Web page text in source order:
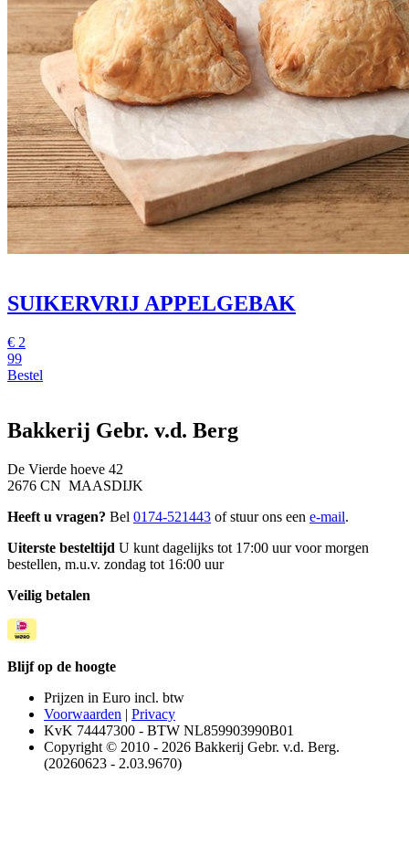
SUIKERVRIJ APPELGEBAK
€ 2
99
Bestel
Bakkerij Gebr. v.d. Berg
De Vierde hoeve 42
2676 CN MAASDIJK
Heeft u vragen? Bel 0174-521443 of stuur ons een e-mail.
Uiterste besteltijd U kunt dagelijks tot 17:00 uur voor morgen
bestellen, m.u.v. zondag tot 16:00 uur
Veilig betalen
Blijf op de hoogte
Prijzen in Euro incl. btw
Voorwaarden | Privacy
KvK 74447300 - BTW NL859903990B01
Copyright © 2010 - 2026 Bakkerij Gebr. v.d. Berg.
(20260623 - 2.03.9670)